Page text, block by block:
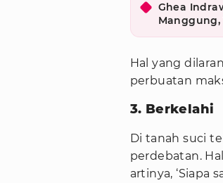
Ghea
Manggung,
Hal yang
perbuatan
3. Berkelahi
Di tanah suci
perdebatan.
artinya, ‘Siapa